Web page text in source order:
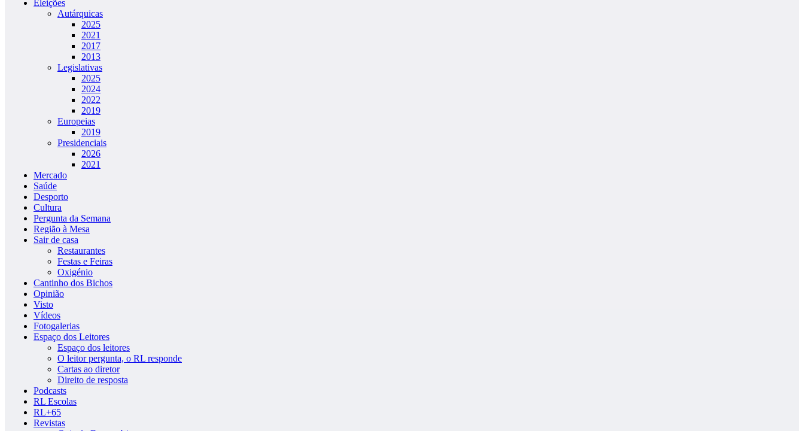
Eleições
Autárquicas
2025
2021
2017
2013
Legislativas
2025
2024
2022
2019
Europeias
2019
Presidenciais
2026
2021
Mercado
Saúde
Desporto
Cultura
Pergunta da Semana
Região à Mesa
Sair de casa
Restaurantes
Festas e Feiras
Oxigénio
Cantinho dos Bichos
Opinião
Visto
Vídeos
Fotogalerias
Espaço dos Leitores
Espaço dos leitores
O leitor pergunta, o RL responde
Cartas ao diretor
Direito de resposta
Podcasts
RL Escolas
RL+65
Revistas